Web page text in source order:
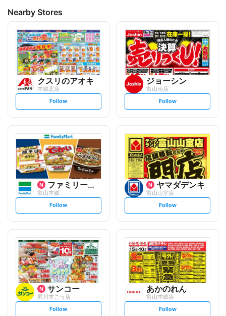
Nearby Stores
クスリのアオキ
本郷北店
s
t
l
o
w
Follow
ジョーシン
富山南店
s
t
l
o
w
Follow
ファミリーマート
富山本郷
s
t
o
w
Follow
ヤマダデンキ
富山山室店
s
t
o
w
Follow
サンコー
堀川本ごう店
s
Follow
あかのれん
富山本郷店
s
Follow